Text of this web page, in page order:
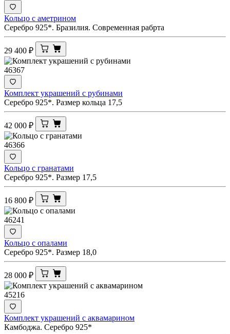
Кольцо с аметрином
Серебро 925*. Бразилия. Современная рабрта
29 400 ₽
46367
Комплект украшений с рубинами
Серебро 925*. Размер кольца 17,5
42 000 ₽
46366
Кольцо с гранатами
Серебро 925*. Размер 17,5
16 800 ₽
46241
Кольцо с опалами
Серебро 925*. Размер 18,0
28 000 ₽
45216
Комплект украшений с аквамарином
Камбоджа. Серебро 925*